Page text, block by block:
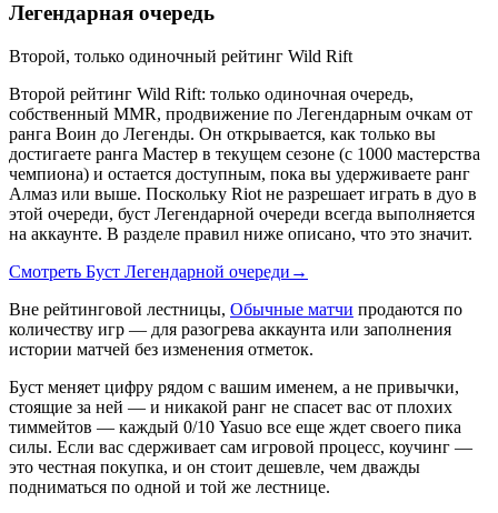
Легендарная очередь
Второй, только одиночный рейтинг Wild Rift
Второй рейтинг Wild Rift: только одиночная очередь,
собственный MMR, продвижение по Легендарным очкам от
ранга Воин до Легенды. Он открывается, как только вы
достигаете ранга Мастер в текущем сезоне (с 1000 мастерства
чемпиона) и остается доступным, пока вы удерживаете ранг
Алмаз или выше. Поскольку Riot не разрешает играть в дуо в
этой очереди, буст Легендарной очереди всегда выполняется
на аккаунте. В разделе правил ниже описано, что это значит.
Смотреть Буст Легендарной очереди →
Вне рейтинговой лестницы, Обычные матчи продаются по
количеству игр — для разогрева аккаунта или заполнения
истории матчей без изменения отметок.
Буст меняет цифру рядом с вашим именем, а не привычки,
стоящие за ней — и никакой ранг не спасет вас от плохих
тиммейтов — каждый 0/10 Yasuo все еще ждет своего пика
силы. Если вас сдерживает сам игровой процесс, коучинг —
это честная покупка, и он стоит дешевле, чем дважды
подниматься по одной и той же лестнице.